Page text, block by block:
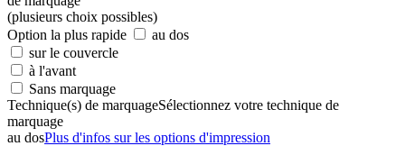
(plusieurs choix possibles)
Option la plus rapide
au dos
sur le couvercle
à l'avant
Sans marquage
Technique(s) de marquageSélectionnez votre technique de
marquage
au dosPlus d'infos sur les options d'impression